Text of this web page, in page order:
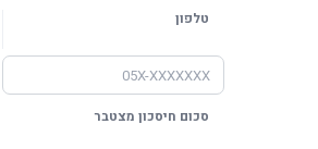
טלפון
סכום חיסכון מצטבר